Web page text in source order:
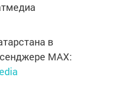
в
MАХ: